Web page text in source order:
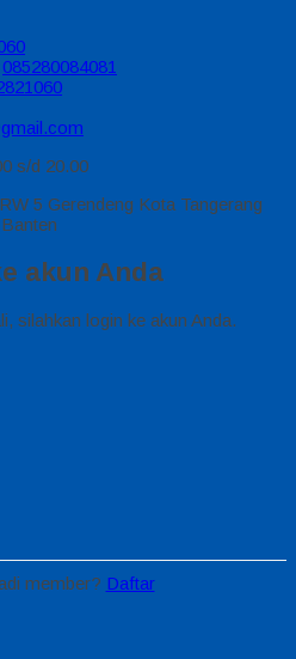
085280084081
s/d 20.00
5 Gerendeng Kota Tangerang
Banten
akun Anda
silahkan login ke akun Anda.
member? Daftar